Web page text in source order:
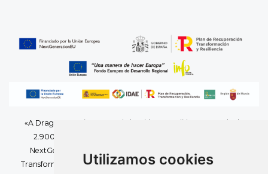
Utilizamos cookies
«A Dragones y Piratas, S.L. le ha sido concedida una ayuda de
2.900,00 euros de la Unión Europea con cargo al Fondo
NextGenerationEU, en el marco del Plan de Recuperación,
Transformación y Resiliencia, para la adquisición de un vehículo